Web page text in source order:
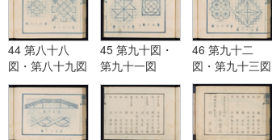
44 第八十八
図・第八十九図
45 第九十図・
第九十一図
46 第九十二
図・第九十三図